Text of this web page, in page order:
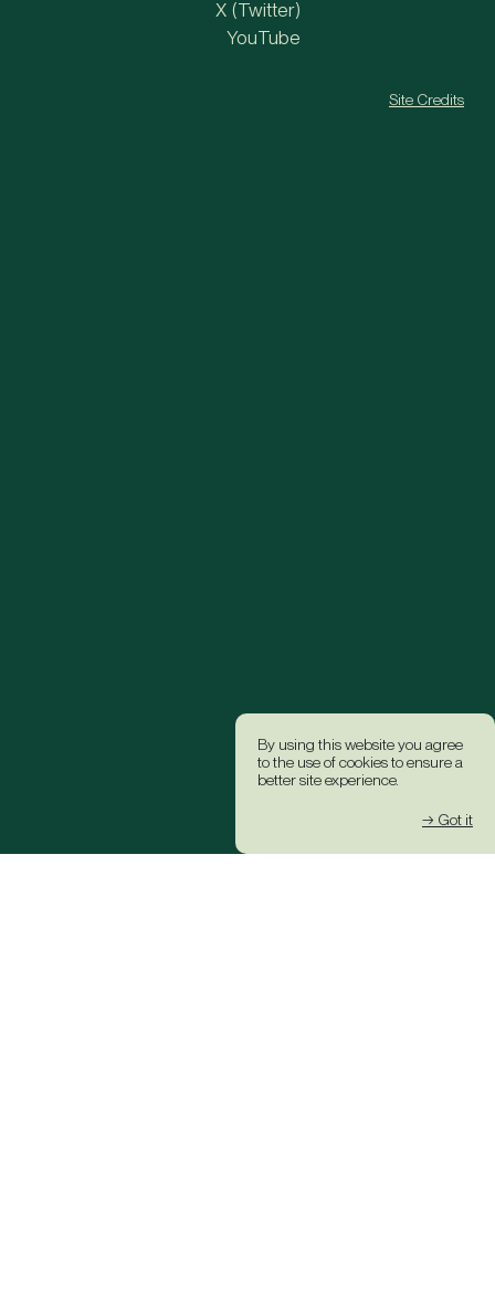
By using this website you agree
to the use of cookies to ensure a
better site experience.
→ Got it
X (Twitter)
YouTube
Site Credits